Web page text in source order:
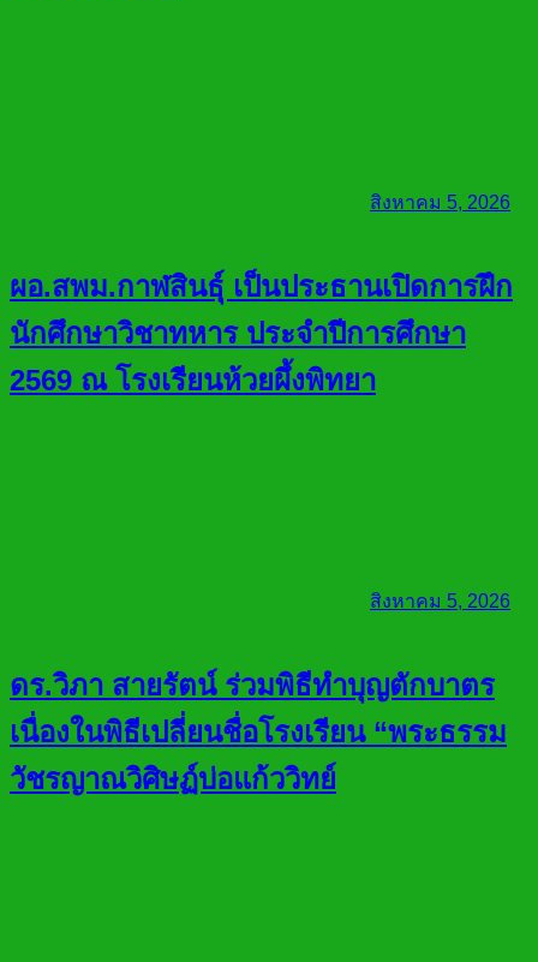
สิงหาคม 5, 2026
ผอ.สพม.กาฬสินธุ์ เป็นประธานเปิดการฝึก
นักศึกษาวิชาทหาร ประจำปีการศึกษา
2569 ณ โรงเรียนห้วยผึ้งพิทยา
สิงหาคม 5, 2026
ดร.วิภา สายรัตน์ ร่วมพิธีทำบุญตักบาตร
เนื่องในพิธีเปลี่ยนชื่อโรงเรียน “พระธรรม
วัชรญาณวิศิษฏ์บ่อแก้ววิทย์